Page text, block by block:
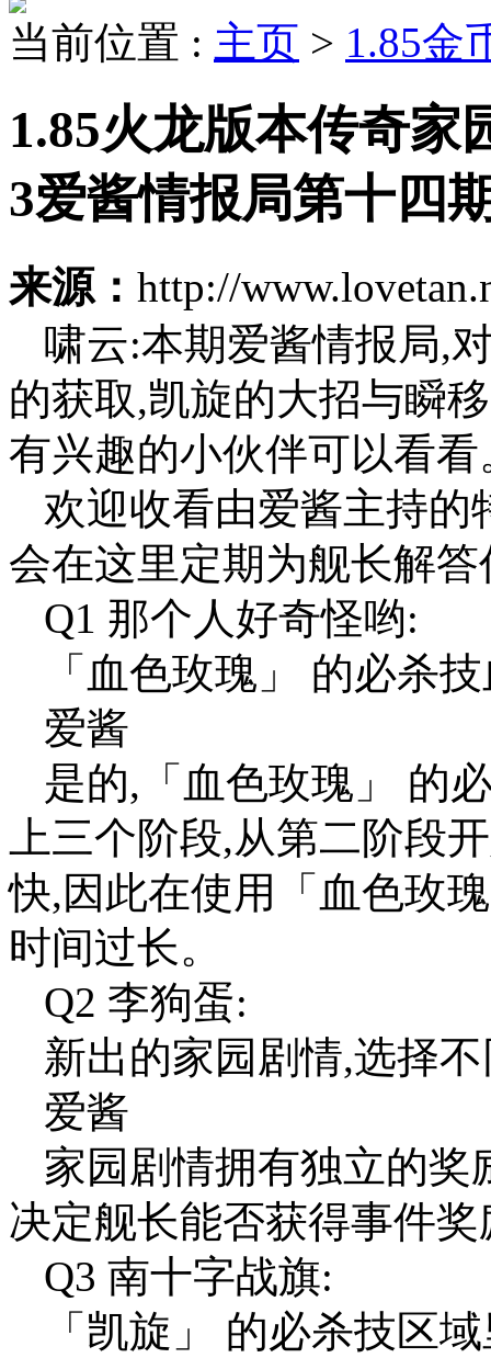
当前位置 : 主页 > 1.85金
1.85火龙版本传奇家
3爱酱情报局第十四
来源： http://
啸云:本期爱酱情报局,
的获取,凯旋的大招与瞬
有兴趣的小伙伴可以看看
欢迎收看由爱酱主持的
会在这里定期为舰长解
Q1 那个人好奇怪哟:
「血色玫瑰」 的必杀
爱酱
是的,「血色玫瑰」 的
上三个阶段,从第二阶段
快,因此在使用「血色玫
时间过长。
Q2 李狗蛋:
新出的家园剧情,选择
爱酱
家园剧情拥有独立的
决定舰长能否获得事件奖
Q3 南十字战旗:
「凯旋」 的必杀技区